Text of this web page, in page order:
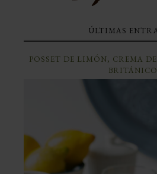
ÚLTIMAS
POSSET DE LIMÓN, CREMA
BRITÁNICO